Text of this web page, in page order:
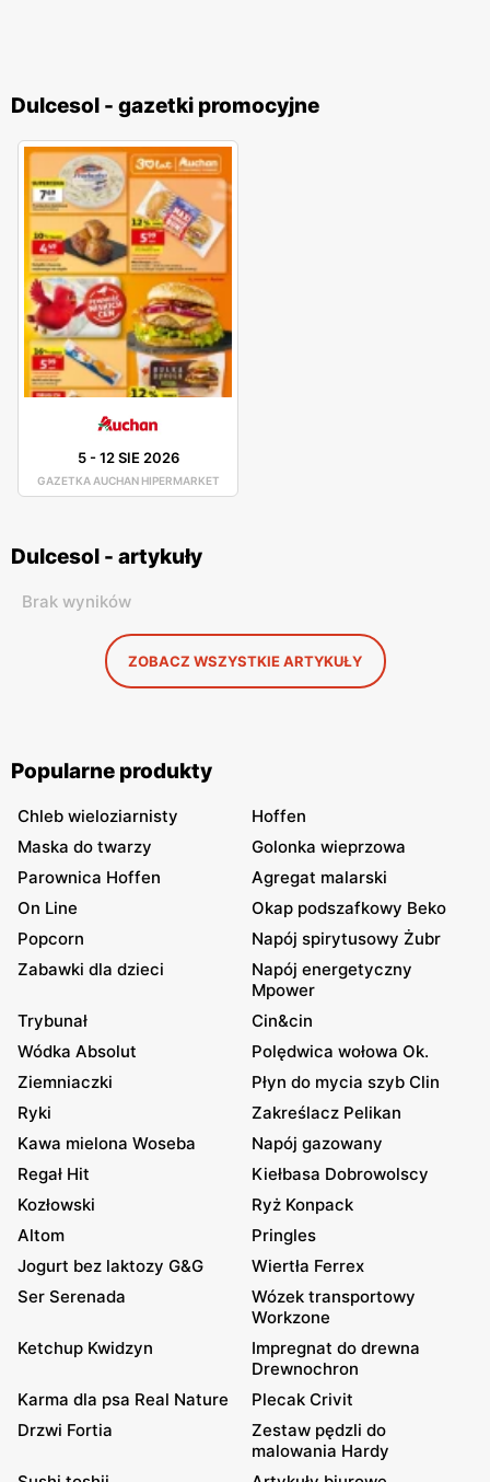
Dulcesol - gazetki promocyjne
5-12 SIE 2026
GAZETKA AUCHAN HIPERMARKET
Dulcesol - artykuły
Brak wyników
ZOBACZ WSZYSTKIE ARTYKUŁY
Popularne produkty
Chleb wieloziarnisty
Hoffen
Maska do twarzy
Golonka wieprzowa
Parownica Hoffen
Agregat malarski
On Line
Okap podszafkowy Beko
Popcorn
Napój spirytusowy Żubr
Zabawki dla dzieci
Napój energetyczny
Mpower
Trybunał
Cin&cin
Wódka Absolut
Polędwica wołowa Ok.
Ziemniaczki
Płyn do mycia szyb Clin
Ryki
Zakreślacz Pelikan
Kawa mielona Woseba
Napój gazowany
Regał Hit
Kiełbasa Dobrowolscy
Kozłowski
Ryż Konpack
Altom
Pringles
Jogurt bez laktozy G&G
Wiertła Ferrex
Ser Serenada
Wózek transportowy
Workzone
Ketchup Kwidzyn
Impregnat do drewna
Drewnochron
Karma dla psa Real Nature
Plecak Crivit
Drzwi Fortia
Zestaw pędzli do
malowania Hardy